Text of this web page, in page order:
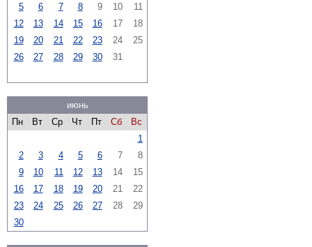
5
6 7 8 9 10
11
12
13 14 15 16 17
18
19
20 21 22 23 24
25
26
27 28 29 30 31
июнь
Пн
Вт Ср Чт Пт Сб
Вс
1
2
3 4 5 6 7
8
9
10 11 12 13 14
15
16
17 18 19 20 21
22
23
24 25 26 27 28
29
30